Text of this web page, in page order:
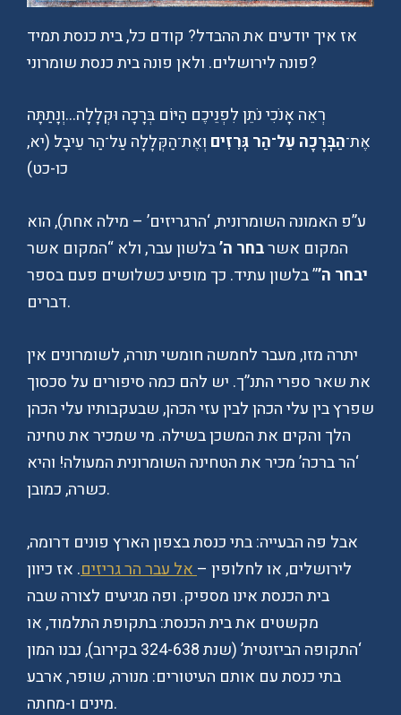
אז איך יודעים את ההבדל? קודם כל, בית כנסת תמיד
פונה לירושלים. ולאן פונה בית כנסת שומרוני?
רְאֵה אָנֹכִי נֹתֵן לִפְנֵיכֶם הַיּוֹם בְּרָכָה וּקְלָלָה…וְנָתַתָּה
אֶת־הַבְּרָכָה עַל־הַר גְּרִזִים וְאֶת־הַקְּלָלָה עַל־הַר עֵיבָל׃ (יא,
כו-כט)
ע”פ האמונה השומרונית, ‘הרגריזים’ – מילה אחת), הוא
המקום אשרבחר ה’בלשון עבר, ולא “המקום אשר
יבחר ה’” בלשון עתיד. כך מופיע כשלושים פעם בספר
דברים.
יתרה מזו, מעבר לחמשה חומשי תורה, לשומרונים אין
את שאר ספרי התנ”ך. יש להם כמה סיפורים על סכסוך
שפרץ בין עלי הכהן לבין עזי הכהן, שבעקבותיו עלי הכהן
הלך והקים את המשכן בשילה. מי שמכיר את טחינה
‘הר ברכה’ מכיר את הטחינה השומרונית המעולה! והיא
כשרה, כמובן.
אבל פה הבעייה: בתי כנסת בצפון הארץ פונים דרומה,
לירושלים, או לחלופין –אל עבר הר גריזים. אז כיוון
בית הכנסת אינו מספיק. ופה מגיעים לצורה שבה
מקשטים את בית הכנסת: בתקופת התלמוד, או
‘התקופה הביזנטית’ (שנת 324-638 בקירוב), נבנו המון
בתי כנסת עם אותם העיטורים: מנורה, שופר, ארבע
מינים ו-מחתה.